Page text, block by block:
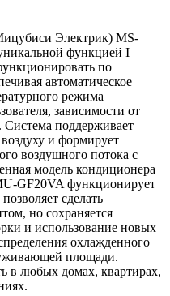
Электрик) MS-
функцией I
по
автоматическое
режима
зависимости от
поддерживает
и формирует
воздушного потока с
модель кондиционера
GF20VA функционирует
сделать
но сохраняется
и использование новых
охлажденного
площади.
в любых домах, квартирах,